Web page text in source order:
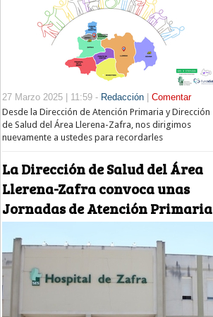
27 Marzo 2025 | 11:59 - Redacción | Comentar
Desde la Dirección de Atención Primaria y Dirección
de Salud del Área Llerena-Zafra, nos dirigimos
nuevamente a ustedes para recordarles
La Dirección de Salud del Área
Llerena-Zafra convoca unas
Jornadas de Atención Primaria